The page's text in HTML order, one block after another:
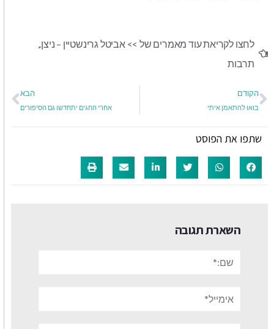
לחצו לקריאת עוד מאמרים של >> אביטל גרינשטיין – ניצן.,
תרבות
הקודם
בואו להתאמן איתי
הבא
אחרי החגים יתחדשו גם הסיפורים
שתפו את הפוסט
השארת תגובה